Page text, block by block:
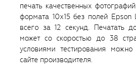
печать качественных
формата 10х15 без полей Epson
всего за 12 секунд. Печатать
может со скоростью до 38
условиями тестирования
сайте производителя.